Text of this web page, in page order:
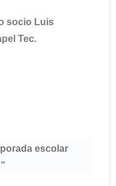
socio Luis
Tec.
escolar